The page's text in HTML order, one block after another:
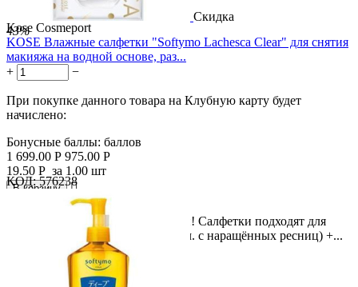
Скидка
43%
Kose Cosmeport
KOSE Влажные салфетки "Softymo Lachesca Clear" для снятия
макияжа на водной основе, раз...
+
−
При покупке данного товара на Клубную карту будет
начислено:
Бонусные баллы: баллов
1 699.00 Р 975.00 Р
19.50 Р за 1.00 шт
В корзину

5 в 1 для чистой и красивой кожи! Салфетки подходят для
удаления дневного макияжа (в т.ч. с наращённых ресниц) +...
КОД: 576238